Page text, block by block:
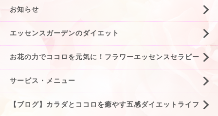
お知らせ
エッセンスガーデンのダイエット
お花の力でココロを元気に！フラワーエッセンスセラピー
サービス・メニュー
【ブログ】カラダとココロを癒やす五感ダイエットライフ